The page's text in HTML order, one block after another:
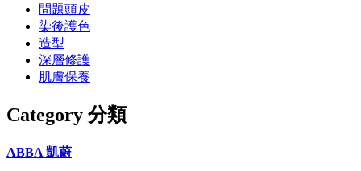
問題頭皮
染後護色
造型
深層修護
肌膚保養
Category 分類
ABBA 凱蔚